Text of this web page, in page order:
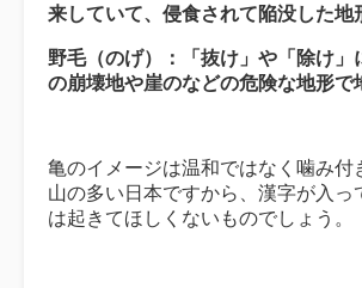
来していて、侵食されて陥没した地
野毛（のげ）：「抜け」や「除け」
の崩壊地や崖のなどの危険な地形で
亀のイメージは温和ではなく噛み付
山の多い日本ですから、漢字が入っ
は起きてほしくないものでしょう。